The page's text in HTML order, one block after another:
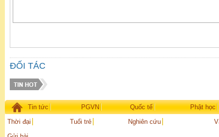
ĐỐI TÁC
Tin tức PGVN Quốc tế
Phật học
Thời đại
Tuổi trẻ Nghiên cứu